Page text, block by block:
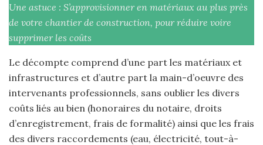
Une astuce : S’approvisionner en matériaux au plus près
de votre chantier de construction, pour réduire voire
supprimer les coûts
Le décompte comprend d’une part les matériaux et
infrastructures et d’autre part la main-d’oeuvre des
intervenants professionnels, sans oublier les divers
coûts liés au bien (honoraires du notaire, droits
d’enregistrement, frais de formalité) ainsi que les frais
des divers raccordements (eau, électricité, tout-à-